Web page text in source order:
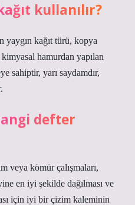
kullanılır?
yaygın kağıt türü, kopya
kimyasal hamurdan yapılan
sahiptir, yarı saydamdır,
defter
veya kömür çalışmaları,
en iyi şekilde dağılması ve
için iyi bir çizim kaleminin